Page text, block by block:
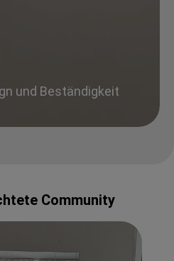
und Beständigkeit
Community